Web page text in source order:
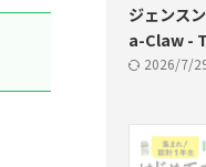
ジェンス
a-Claw -
2026/7/